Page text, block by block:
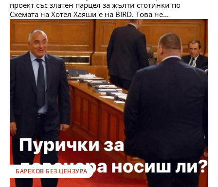
проект със златен парцел за жълти стотинки по
Схемата на Хотел Хаяши е на BIRD. Това не...
БАРЕКОВ БЕЗ ЦЕНЗУРА